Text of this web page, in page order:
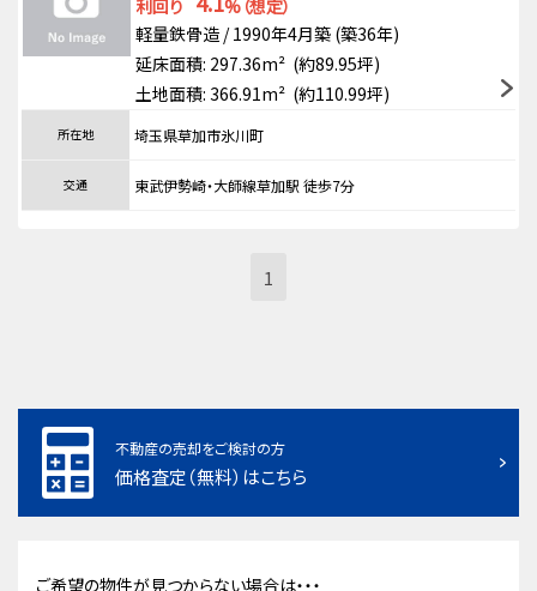
利回り
%（想定）
軽量鉄骨造 / 1990年4月築 (築36年)
延床面積: 297.36m² (約89.95坪)
土地面積: 366.91m² (約110.99坪)
所在地 埼玉県草加市氷川町
交通 東武伊勢崎・大師線草加駅 徒歩7分
1
不動産の売却をご検討の方
価格査定（無料）はこちら
ご希望の物件が見つからない場合は・・・